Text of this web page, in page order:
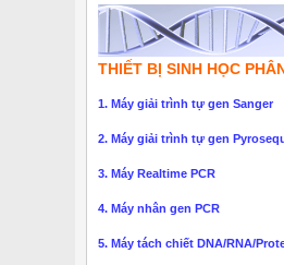
THIẾT BỊ SINH HỌC
1. Máy giải trình tự gen Sanger
2. Máy giải trình tự gen
3. Máy Realtime PCR
4. Máy nhân gen PCR
5. Máy tách chiết DNA/RNA/